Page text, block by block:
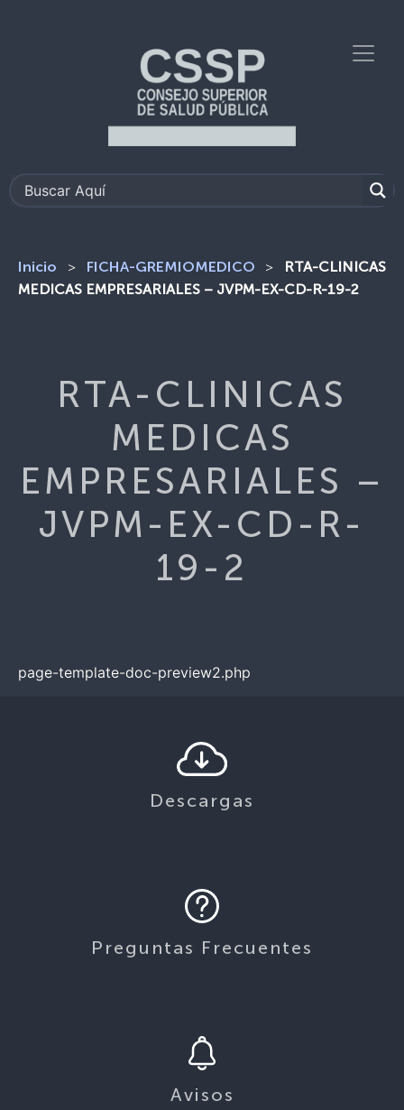
Inicio > FICHA-GREMIOMEDICO >
RTA-CLINICAS
MEDICAS EMPRESARIALES – JVPM-EX-CD-R-19-2
RTA-CLINICAS
MEDICAS
EMPRESARIALES –
JVPM-EX-CD-R-
19-2
page-template-doc-preview2.php
Descargas
Preguntas Frecuentes
Avisos